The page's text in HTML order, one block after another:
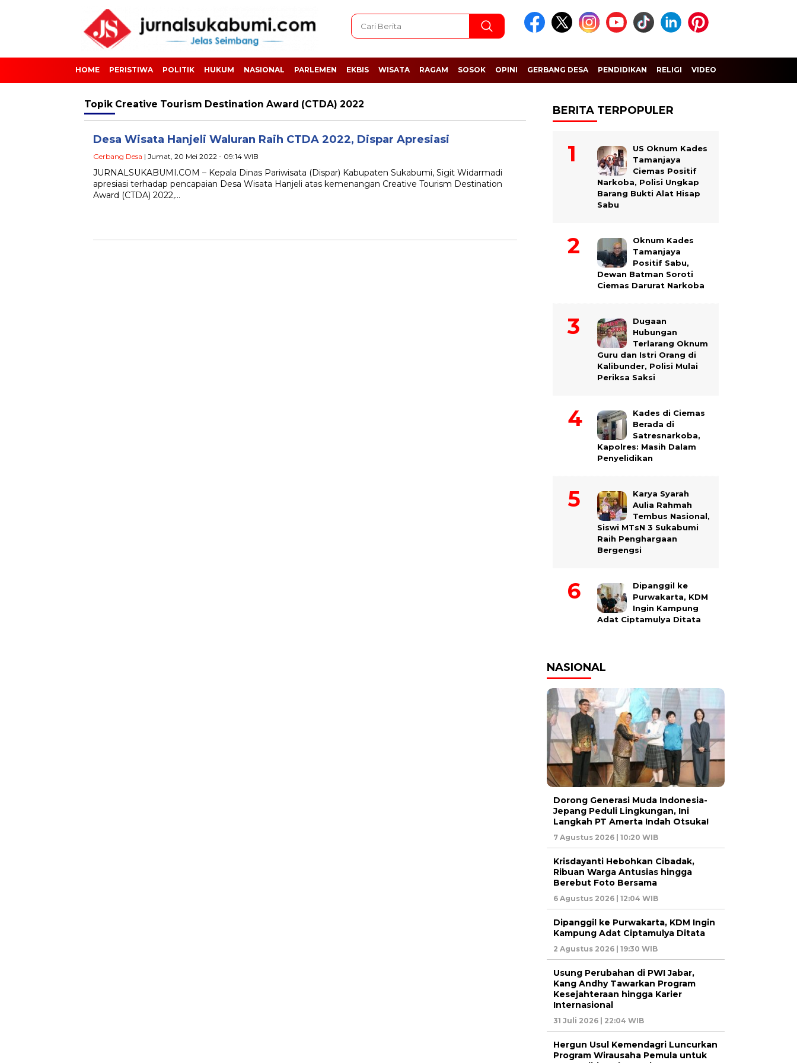
HOME PERISTIWA POLITIK HUKUM NASIONAL PARLEMEN EKBIS WISATA RAGAM SOSOK OPINI GERBANG DESA PENDIDIKAN RELIGI VIDEO
Topik Creative Tourism Destination Award (CTDA) 2022
Desa Wisata Hanjeli Waluran Raih CTDA 2022, Dispar Apresiasi
Gerbang Desa | Jumat, 20 Mei 2022 - 09:14 WIB
JURNALSUKABUMI.COM – Kepala Dinas Pariwisata (Dispar) Kabupaten Sukabumi, Sigit Widarmadi
apresiasi terhadap pencapaian Desa Wisata Hanjeli atas kemenangan Creative Tourism Destination
Award (CTDA) 2022,…
BERITA TERPOPULER
US Oknum Kades
Tamanjaya
Ciemas Positif
Narkoba, Polisi Ungkap
Barang Bukti Alat Hisap
Sabu
Oknum Kades
Tamanjaya
Positif Sabu,
Dewan Batman Soroti
Ciemas Darurat Narkoba
Dugaan
Hubungan
Terlarang Oknum
Guru dan Istri Orang di
Kalibunder, Polisi Mulai
Periksa Saksi
Kades di Ciemas
Berada di
Satresnarkoba,
Kapolres: Masih Dalam
Penyelidikan
Karya Syarah
Aulia Rahmah
Tembus Nasional,
Siswi MTsN 3 Sukabumi
Raih Penghargaan
Bergengsi
Dipanggil ke
Purwakarta, KDM
Ingin Kampung
Adat Ciptamulya Ditata
NASIONAL
Dorong Generasi Muda Indonesia-
Jepang Peduli Lingkungan, Ini
Langkah PT Amerta Indah Otsuka!
7 Agustus 2026 | 10:20 WIB
Krisdayanti Hebohkan Cibadak,
Ribuan Warga Antusias hingga
Berebut Foto Bersama
6 Agustus 2026 | 12:04 WIB
Dipanggil ke Purwakarta, KDM Ingin
Kampung Adat Ciptamulya Ditata
2 Agustus 2026 | 19:30 WIB
Usung Perubahan di PWI Jabar,
Kang Andhy Tawarkan Program
Kesejahteraan hingga Karier
Internasional
31 Juli 2026 | 22:04 WIB
Hergun Usul Kemendagri Luncurkan
Program Wirausaha Pemula untuk